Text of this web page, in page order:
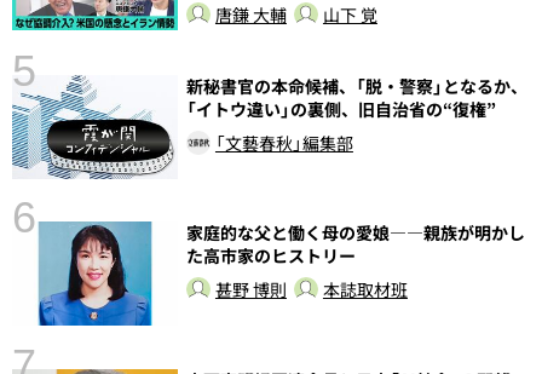
唐鎌 大輔 山下 覚
5
新秘書官の本命候補、「脱・警察」となるか、
「イトウ違い」の裏側、旧自治省の“復権”
「文藝春秋」編集部
6
家庭的な父と働く母の愛娘――親族が明かし
た高市家のヒストリー
甚野 博則
本誌取材班